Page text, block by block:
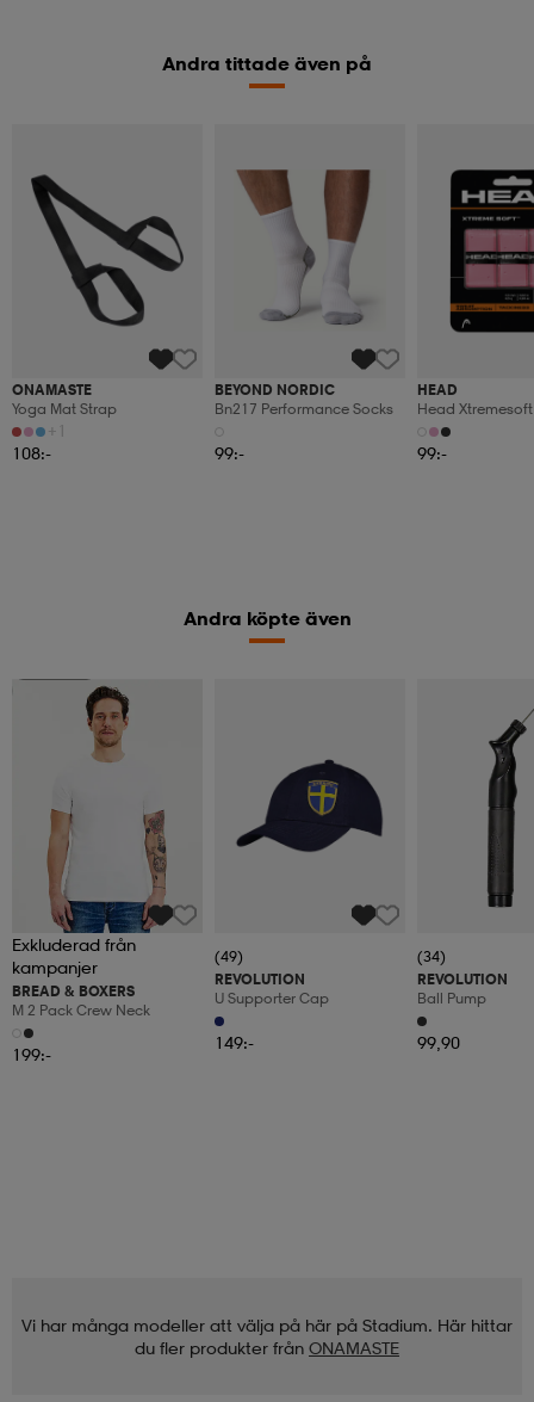
Andra tittade även på
ONAMASTE
Yoga Mat Strap
+1
108:-
BEYOND NORDIC
Bn217 Performance Socks
99:-
HEAD
Head Xtremesoft
99:-
Andra köpte även
Exkluderad från
kampanjer
BREAD & BOXERS
M 2 Pack Crew Neck
199:-
(49)
REVOLUTION
U Supporter Cap
149:-
(34)
REVOLUTION
Ball Pump
99,90
Vi har många modeller att välja på här på Stadium. Här hittar
du fler produkter från ONAMASTE